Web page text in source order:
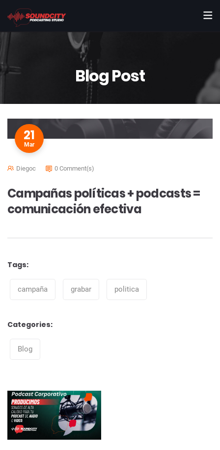
Blog Post
21
Mar
Diegoc 0 Comment(s)
Campañas políticas + podcasts =
comunicación efectiva
Tags:
campaña
grabar politica
Categories:
Blog
Navegación
de
entradas